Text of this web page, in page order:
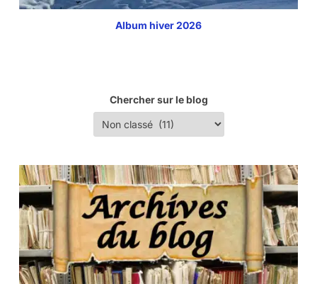
Album hiver 2026
Chercher sur le blog